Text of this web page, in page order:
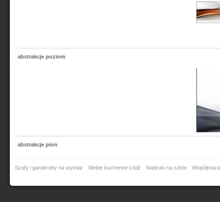
abstrakcje poziom
abstrakcje pion
Szafy i garderoby na wymiar Meble kuchenne Łódź Nadruki na szkle Współpraca